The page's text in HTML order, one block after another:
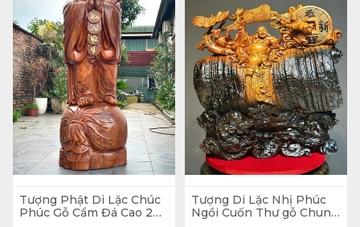
Tượng Phật Di Lặc Chúc
Phúc Gỗ Cẩm Đá Cao 200
Tượng Di Lặc Nhị Phúc
Ngồi Cuốn Thư gỗ Chun